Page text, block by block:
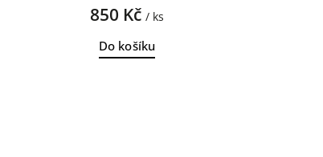
850 Kč / ks
Do košíku